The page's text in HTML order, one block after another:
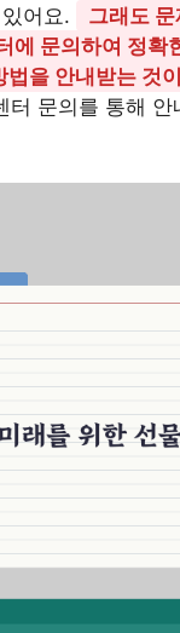
어요.
그래도
에 문의하여 정확
법을 안내받는 것
터 문의를 통해 안